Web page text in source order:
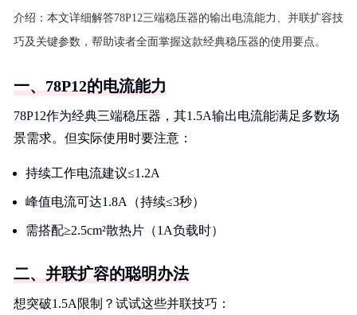
介绍： 本文详细解答78P12三端稳压器的输出电流能力、并联扩容技
巧及关键参数，帮助读者全面掌握这款经典稳压器的使用要点。
一、78P12的电流能力
78P12作为经典三端稳压器，其1.5A输出电流能满足多数场
景需求。但实际使用时要注意：
持续工作电流建议≤1.2A
峰值电流可达1.8A（持续≤3秒）
需搭配≥2.5cm²散热片（1A负载时）
二、并联扩容的聪明办法
想突破1.5A限制？试试这些并联技巧：